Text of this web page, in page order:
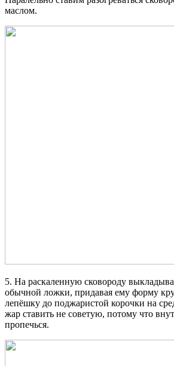
маслом.
5. На раскаленную сковороду
обычной ложки, придавая ему форму
лепёшку до поджаристой корочки на
жар ставить не советую, потому что
пропечься.